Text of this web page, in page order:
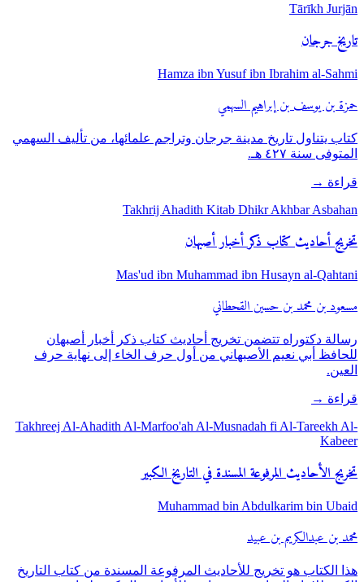
Tārīkh Jurjān
تاريخ جرجان
Hamza ibn Yusuf ibn Ibrahim al-Sahmi
حمزة بن يوسف بن إبراهيم السهمي
كتاب يتناول تاريخ مدينة جرجان وتراجم علمائها، من تأليف السهمي
المتوفى سنة ٤٢٧ هـ.
قراءة →
Takhrij Ahadith Kitab Dhikr Akhbar Asbahan
تخريج أحاديث كتاب ذكر أخبار أصبهان
Mas'ud ibn Muhammad ibn Husayn al-Qahtani
مسعود بن محمد بن حسين القحطاني
رسالة دكتوراه تتضمن تخريج أحاديث كتاب ذكر أخبار أصبهان
للحافظ أبي نعيم الأصبهاني من أول حرف الخاء إلى نهاية حرف
العين.
قراءة →
Takhreej Al-Ahadith Al-Marfoo'ah Al-Musnadah fi Al-Tareekh Al-
Kabeer
تخريج الأحاديث المرفوعة المسندة في التاريخ الكبير
Muhammad bin Abdulkarim bin Ubaid
محمد بن عبدالكريم بن عبيد
هذا الكتاب هو تخريج للأحاديث المرفوعة المسندة من كتاب التاريخ